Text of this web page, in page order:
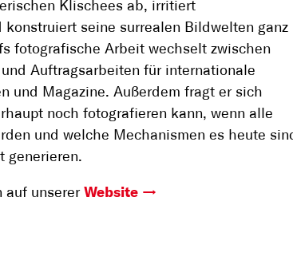
Klischees ab, irritiert
konstruiert seine surrealen Bildwelten ganz
fotografische Arbeit wechselt zwischen
Auftragsarbeiten für internationale
und Magazine. Außerdem fragt er sich
noch fotografieren kann, wenn alle
und welche Mechanismen es heute
generieren.
auf unserer Website